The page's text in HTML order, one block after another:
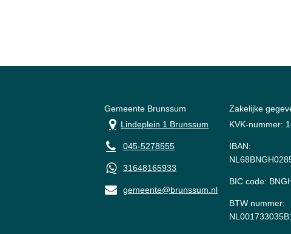
Gemeente Brunssum
Lindeplein 1 Brunssum
045-5278555
31648165933
gemeente@brunssum.nl
Zakelijke
KVK-nummer:
IBAN:
BIC code:
BTW nummer: